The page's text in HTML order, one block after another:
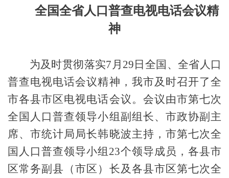
全国全省人口普查电视电话会议精
神
为及时贯彻落实7 月 29 日全国、全省人口
普查电视电话会议精神，我市及时召开了全
市各县市区电视电话会议。会议由市第七次
全国人口普查领导小组副组长、市政协副主
席、市统计局局长韩晓波主持，市第七次全
国人口普查领导小组 23个领导成员，各县市
区常务副县（市区）长及各县市区第七次全